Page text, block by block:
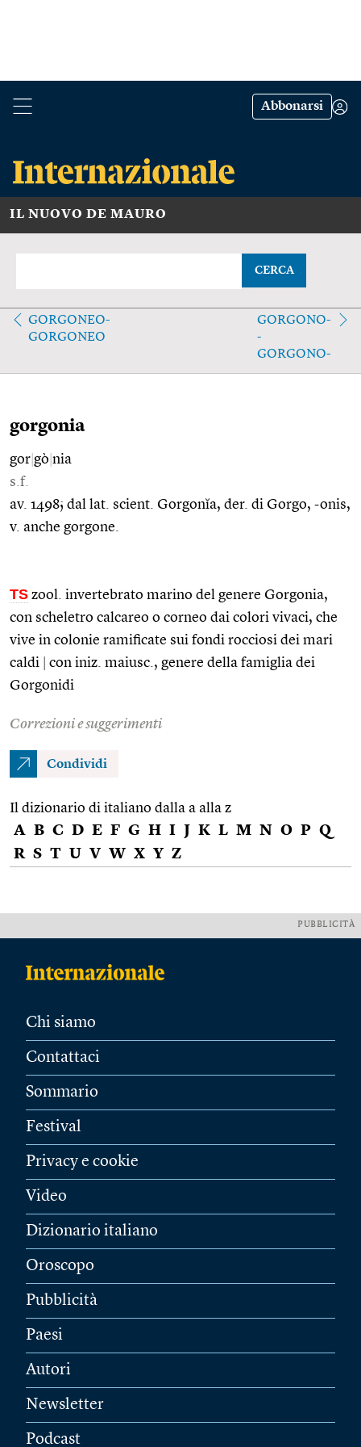
Abbonarsi
IL NUOVO DE MAURO
CERCA
GORGONEO-
GORGONEO
GORGONO-
-
GORGONO-
gorgonia
gor gò nia
s.f.
av. 1498; dal lat. scient. Gorgonĭa, der. di Gorgo, -onis,
v. anche gorgone.
TS zool. invertebrato marino del genere Gorgonia,
con scheletro calcareo o corneo dai colori vivaci, che
vive in colonie ramificate sui fondi rocciosi dei mari
caldi
con iniz. maiusc., genere della famiglia dei
Gorgonidi
Correzioni e suggerimenti
Condividi
Il dizionario di italiano dalla a alla z
A B C D E F G H I J K L M N O P Q
R S T U V W X Y Z
PUBBLICITÀ
Chi siamo
Contattaci
Sommario
Festival
Privacy e cookie
Video
Dizionario italiano
Oroscopo
Pubblicità
Paesi
Autori
Newsletter
Podcast